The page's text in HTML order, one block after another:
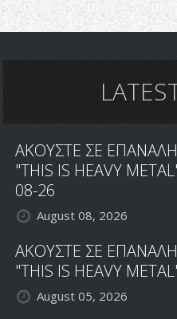
ΑΚΟΥΣΤΕ ΣΕ
"THIS IS HEAVY
08-26
August 08, 2026
ΑΚΟΥΣΤΕ ΣΕ
"THIS IS HEAVY
August 05, 2026